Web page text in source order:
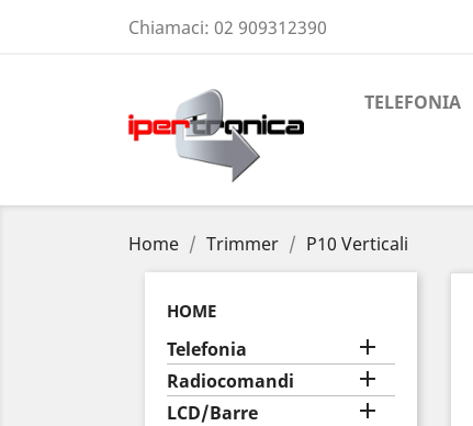
Chiamaci: 02 909312390
TELEFONIA
Home Trimmer P10 Verticali
HOME
Telefonia 
Radiocomandi 
LCD/Barre 